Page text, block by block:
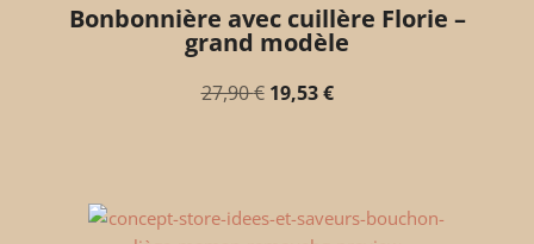
Bonbonnière avec cuillère Florie –
grand modèle
27,90€ 19,53€